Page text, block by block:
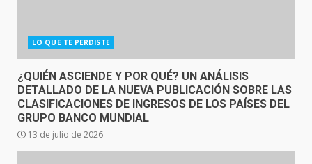
LO QUE TE PERDISTE
¿QUIÉN ASCIENDE Y POR QUÉ? UN ANÁLISIS
DETALLADO DE LA NUEVA PUBLICACIÓN SOBRE LAS
CLASIFICACIONES DE INGRESOS DE LOS PAÍSES DEL
GRUPO BANCO MUNDIAL
13 de julio de 2026